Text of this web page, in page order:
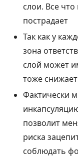
слои. Все
пострадает
Так как у
зона
слой может
тоже
Фактически
позволит
риска
соблюдать